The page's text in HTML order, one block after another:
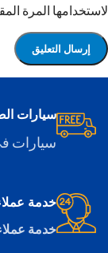
لاستخدامها المرة
سيارات
سيارات
خدمة عملاء
خدمة